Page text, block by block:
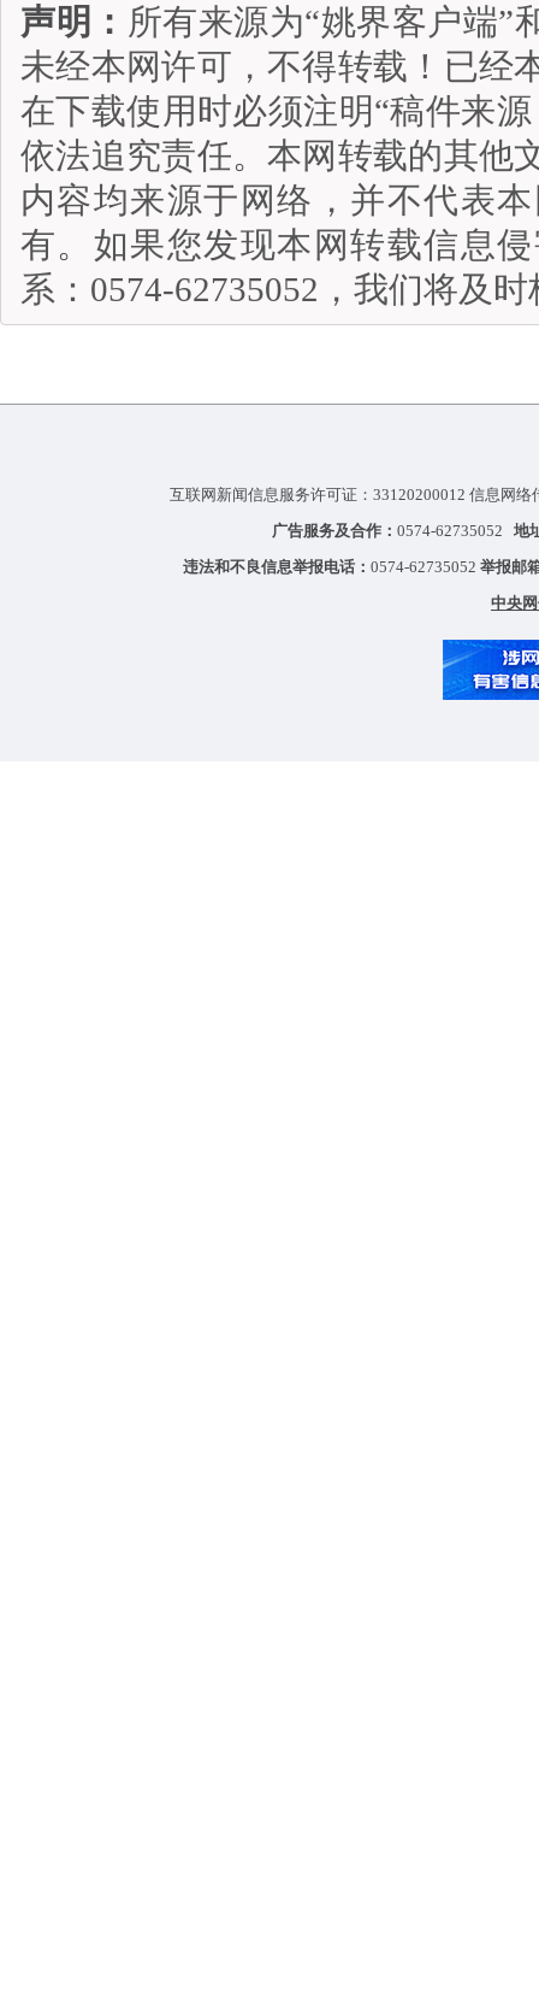
声明： 所有来源为“姚界客户端”
未经本网许可，不得转载！已经
在下载使用时必须注明“稿件来
依法追究责任。本网转载的其他
内容均来源于网络，并不代表
有。如果您发现本网转载信息
系：0574-62735052，我们将及
互联网新闻信息服务许可证：33120200012 信息网
广告服务及合作： 0574-62735052 地
违法和不良信息举报电话： 0574-62735052 举报邮
中央